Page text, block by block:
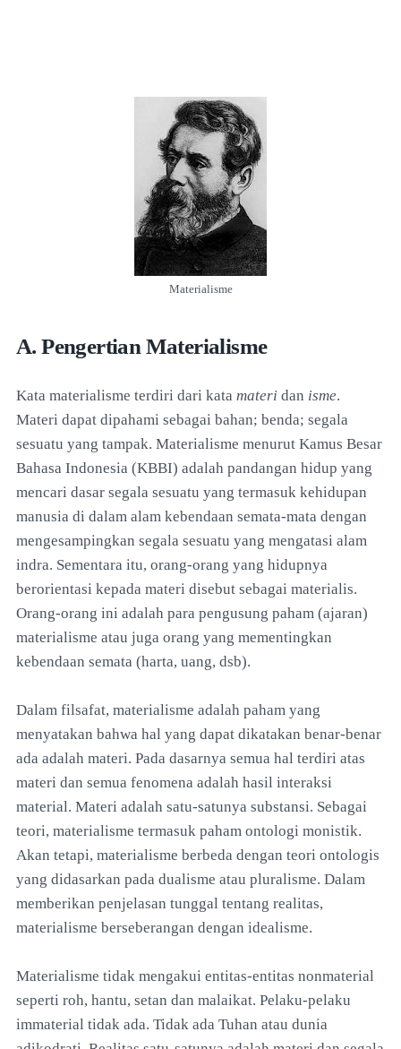
Materialisme
A. Pengertian Materialisme
Kata materialisme terdiri dari kata materi dan isme.
Materi dapat dipahami sebagai bahan; benda; segala
sesuatu yang tampak. Materialisme menurut Kamus Besar
Bahasa Indonesia (KBBI) adalah pandangan hidup yang
mencari dasar segala sesuatu yang termasuk kehidupan
manusia di dalam alam kebendaan semata-mata dengan
mengesampingkan segala sesuatu yang mengatasi alam
indra. Sementara itu, orang-orang yang hidupnya
berorientasi kepada materi disebut sebagai materialis.
Orang-orang ini adalah para pengusung paham (ajaran)
materialisme atau juga orang yang mementingkan
kebendaan semata (harta, uang, dsb).
Dalam filsafat, materialisme adalah paham yang
menyatakan bahwa hal yang dapat dikatakan benar-benar
ada adalah materi. Pada dasarnya semua hal terdiri atas
materi dan semua fenomena adalah hasil interaksi
material. Materi adalah satu-satunya substansi. Sebagai
teori, materialisme termasuk paham ontologi monistik.
Akan tetapi, materialisme berbeda dengan teori ontologis
yang didasarkan pada dualisme atau pluralisme. Dalam
memberikan penjelasan tunggal tentang realitas,
materialisme berseberangan dengan idealisme.
Materialisme tidak mengakui entitas-entitas nonmaterial
seperti roh, hantu, setan dan malaikat. Pelaku-pelaku
immaterial tidak ada. Tidak ada Tuhan atau dunia